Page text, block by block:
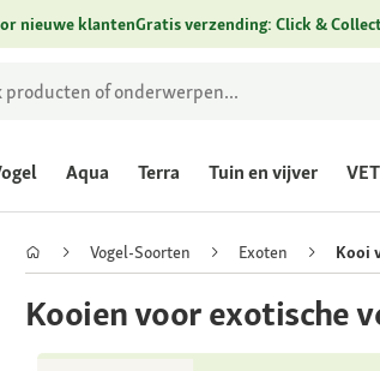
nieuwe klantenGratis verzending: Click &
Aqua Terra Tuin en vijver VET
Vogel-Soorten Exoten Kooi
Kooien voor exotische